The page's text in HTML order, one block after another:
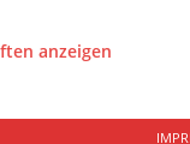
anzeigen